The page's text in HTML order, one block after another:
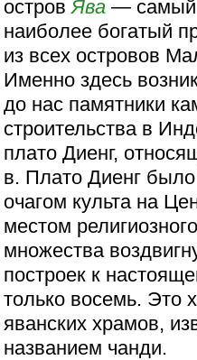
островЯва — самый
наиболее богатый
из всех островов
Именно здесь
до нас памятники
строительства в
плато Диенг,
в. Плато Диенг
очагом культа на
местом
множества
построек к
только восемь. Это
яванских храмов,
названием чанди.